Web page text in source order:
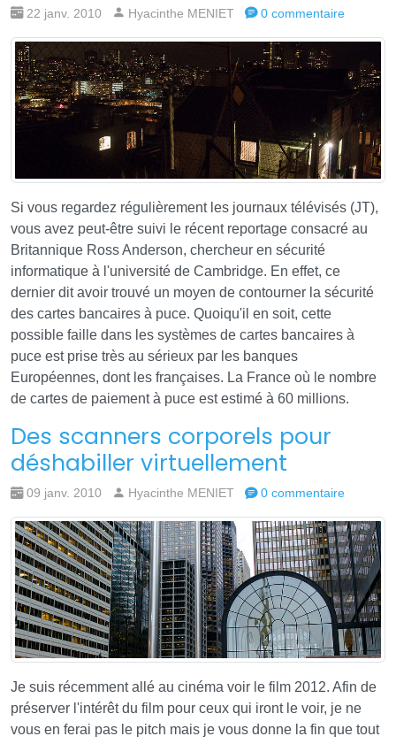
22 janv. 2010 Hyacinthe MENIET 0 commentaire
Si vous regardez régulièrement les journaux télévisés (JT),
vous avez peut-être suivi le récent reportage consacré au
Britannique Ross Anderson, chercheur en sécurité
informatique à l'université de Cambridge. En effet, ce
dernier dit avoir trouvé un moyen de contourner la sécurité
des cartes bancaires à puce. Quoiqu'il en soit, cette
possible faille dans les systèmes de cartes bancaires à
puce est prise très au sérieux par les banques
Européennes, dont les françaises. La France où le nombre
de cartes de paiement à puce est estimé à 60 millions.
Des scanners corporels pour
déshabiller virtuellement
09 janv. 2010 Hyacinthe MENIET 0 commentaire
Je suis récemment allé au cinéma voir le film 2012. Afin de
préserver l'intérêt du film pour ceux qui iront le voir, je ne
vous en ferai pas le pitch mais je vous donne la fin que tout